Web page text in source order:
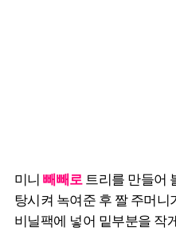
미니빼빼로트리를 만들어
탕시켜 녹여준 후 짤 주머니
비닐팩에 넣어 밑부분을 작